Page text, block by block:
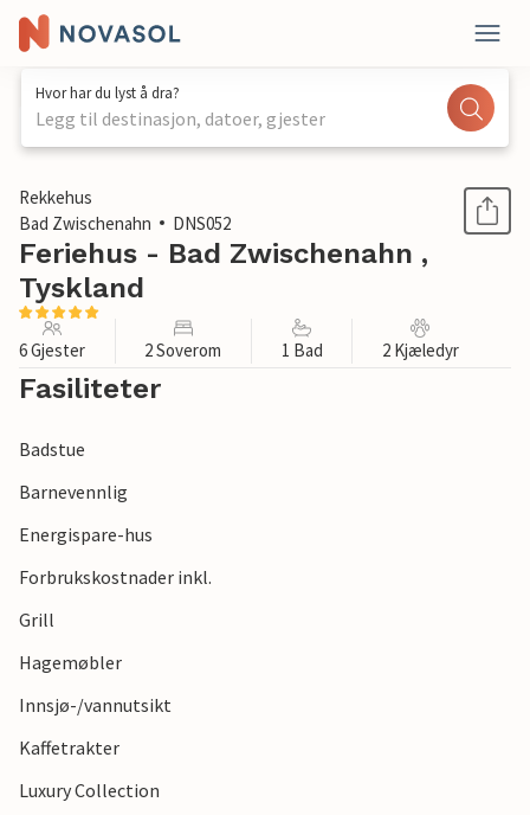
Hvor har du lyst å dra?
Legg til destinasjon, datoer, gjester
1 / 1
Rekkehus
Bad Zwischenahn
DNS052
Feriehus - Bad Zwischenahn ,
Tyskland
6 Gjester 2 Soverom 1 Bad 2 Kjæledyr
Fasiliteter
Badstue
Barnevennlig
Energispare-hus
Forbrukskostnader inkl.
Grill
Hagemøbler
Innsjø-/vannutsikt
Kaffetrakter
Luxury Collection